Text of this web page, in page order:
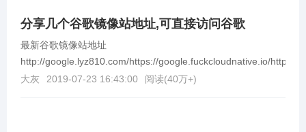
分享几个谷歌镜像站地址,可直接访问谷歌
最新谷歌镜像站地址
http://google.lyz810.com/https://google.fuckcloudnative.io/https://
大灰
2019-07-23 16:43:00 阅读(40万+)